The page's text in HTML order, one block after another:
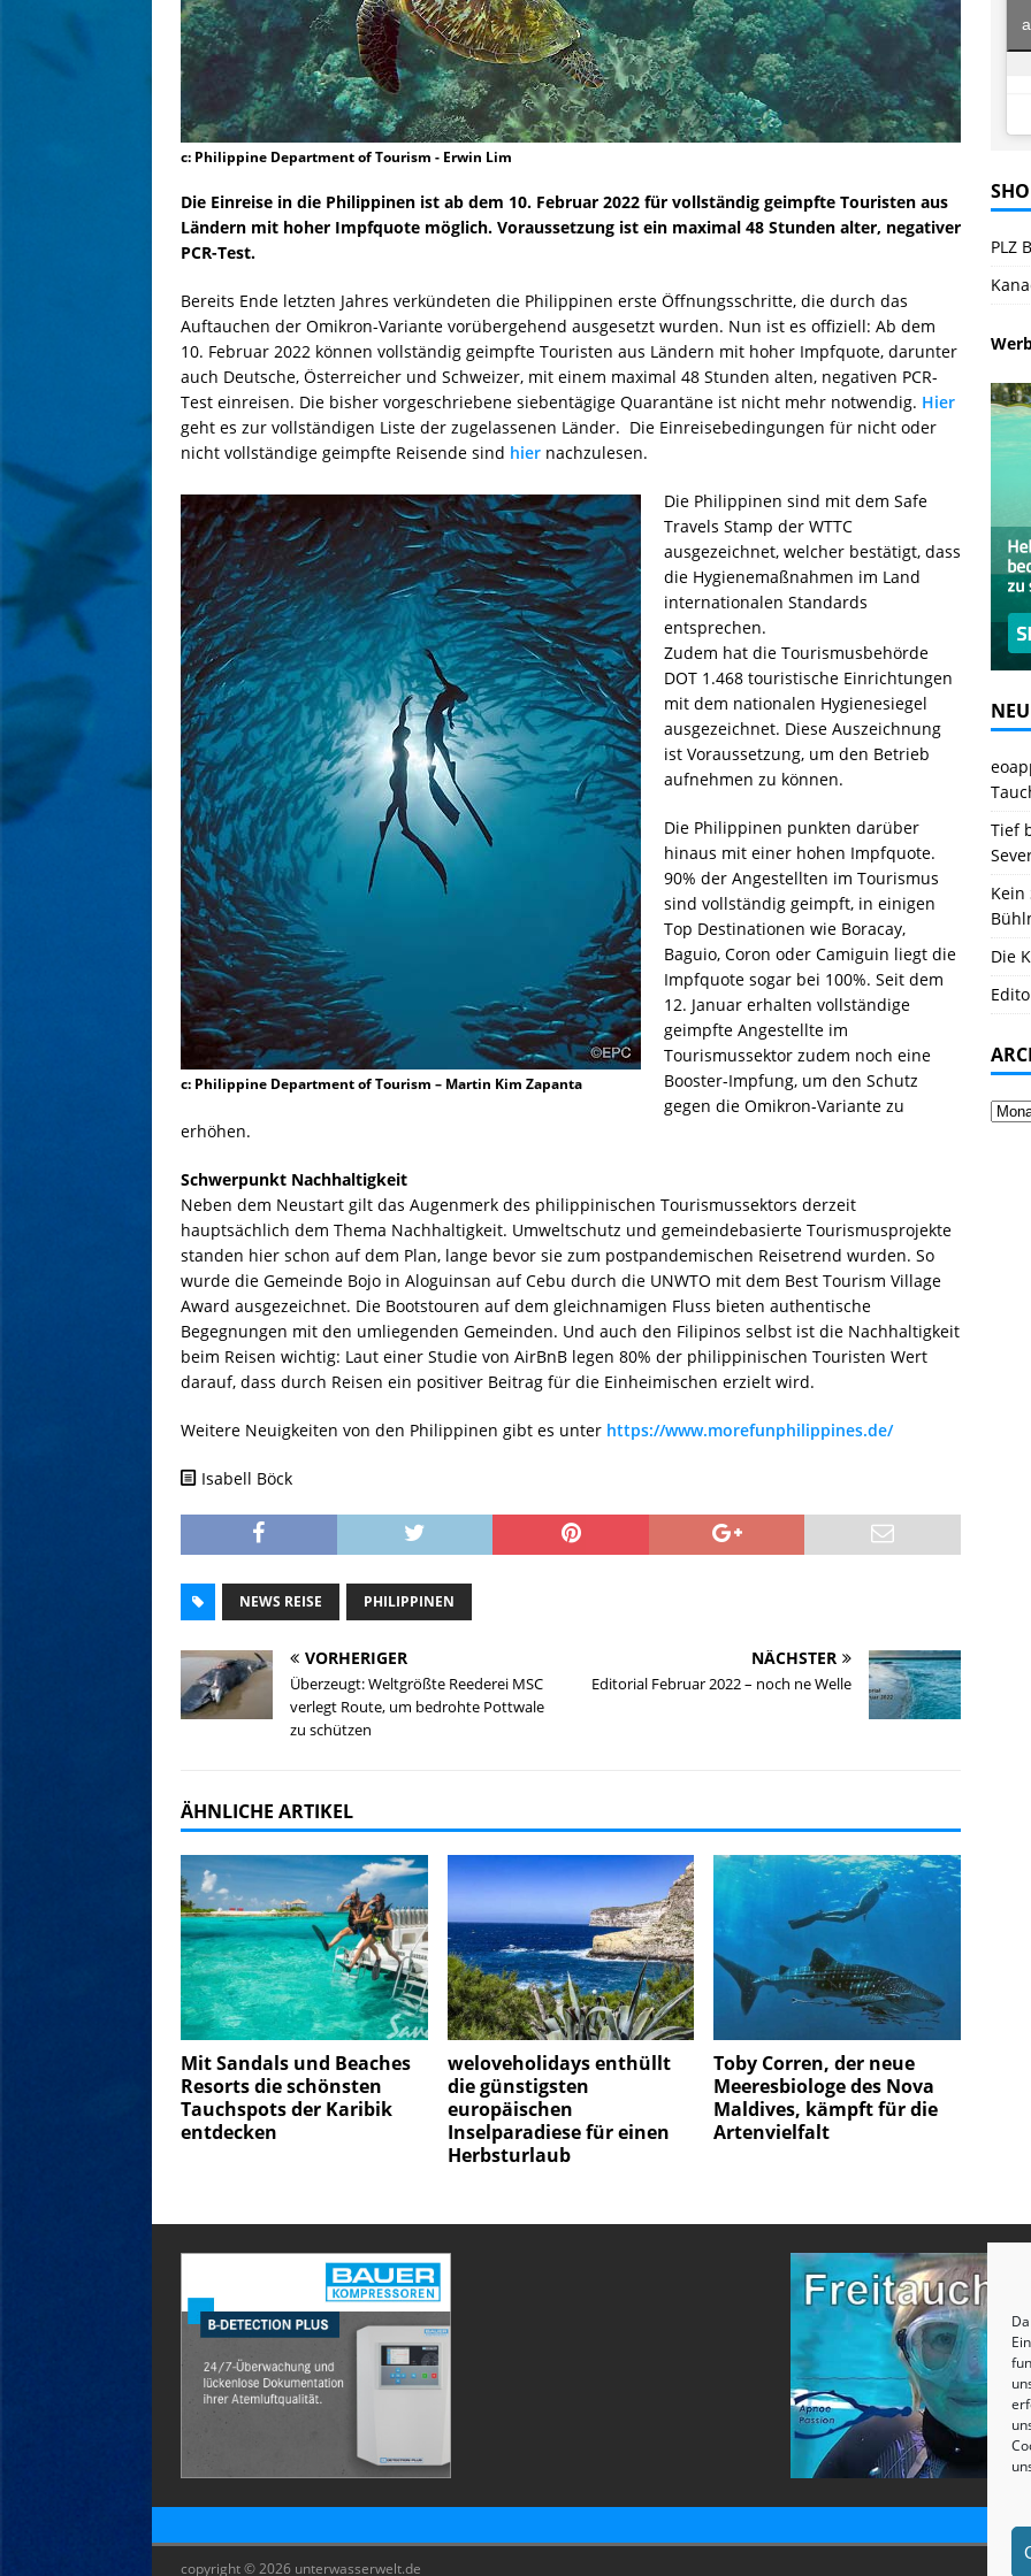
c: Philippine Department of Tourism - Erwin Lim
Die Einreise in die Philippinen ist ab dem 10. Februar 2022 für vollständig geimpfte Touristen aus
Ländern mit hoher Impfquote möglich. Voraussetzung ist ein maximal 48 Stunden alter, negativer
PCR-Test.
Bereits Ende letzten Jahres verkündeten die Philippinen erste Öffnungsschritte, die durch das
Auftauchen der Omikron-Variante vorübergehend ausgesetzt wurden. Nun ist es offiziell: Ab dem
10. Februar 2022 können vollständig geimpfte Touristen aus Ländern mit hoher Impfquote, darunter
auch Deutsche, Österreicher und Schweizer, mit einem maximal 48 Stunden alten, negativen PCR-
Test einreisen. Die bisher vorgeschriebene siebentägige Quarantäne ist nicht mehr notwendig. Hier
geht es zur vollständigen Liste der zugelassenen Länder. Die Einreisebedingungen für nicht oder
nicht vollständige geimpfte Reisende sind hier nachzulesen.
c: Philippine Department of Tourism – Martin Kim Zapanta
Die Philippinen sind mit dem Safe
Travels Stamp der WTTC
ausgezeichnet, welcher bestätigt, dass
die Hygienemaßnahmen im Land
internationalen Standards
entsprechen.
Zudem hat die Tourismusbehörde
DOT 1.468 touristische Einrichtungen
mit dem nationalen Hygienesiegel
ausgezeichnet. Diese Auszeichnung
ist Voraussetzung, um den Betrieb
aufnehmen zu können.
Die Philippinen punkten darüber
hinaus mit einer hohen Impfquote.
90% der Angestellten im Tourismus
sind vollständig geimpft, in einigen
Top Destinationen wie Boracay,
Baguio, Coron oder Camiguin liegt die
Impfquote sogar bei 100%. Seit dem
12. Januar erhalten vollständige
geimpfte Angestellte im
Tourismussektor zudem noch eine
Booster-Impfung, um den Schutz
gegen die Omikron-Variante zu
erhöhen.
Schwerpunkt Nachhaltigkeit
Neben dem Neustart gilt das Augenmerk des philippinischen Tourismussektors derzeit
hauptsächlich dem Thema Nachhaltigkeit. Umweltschutz und gemeindebasierte Tourismusprojekte
standen hier schon auf dem Plan, lange bevor sie zum postpandemischen Reisetrend wurden. So
wurde die Gemeinde Bojo in Aloguinsan auf Cebu durch die UNWTO mit dem Best Tourism Village
Award ausgezeichnet. Die Bootstouren auf dem gleichnamigen Fluss bieten authentische
Begegnungen mit den umliegenden Gemeinden. Und auch den Filipinos selbst ist die Nachhaltigkeit
beim Reisen wichtig: Laut einer Studie von AirBnB legen 80% der philippinischen Touristen Wert
darauf, dass durch Reisen ein positiver Beitrag für die Einheimischen erzielt wird.
Weitere Neuigkeiten von den Philippinen gibt es unter https://www.morefunphilippines.de/
Isabell Böck
NEWS REISE PHILIPPINEN
VORHERIGER
Überzeugt: Weltgrößte Reederei MSC
verlegt Route, um bedrohte Pottwale
zu schützen
NÄCHSTER
Editorial Februar 2022 – noch ne Welle
ÄHNLICHE ARTIKEL
Mit Sandals und Beaches
Resorts die schönsten
Tauchspots der Karibik
entdecken
weloveholidays enthüllt
die günstigsten
europäischen
Inselparadiese für einen
Herbsturlaub
Toby Corren, der neue
Meeresbiologe des Nova
Maldives, kämpft für die
Artenvielfalt
PLZ
Tief
Die
copyright © 2026 unterwasserwelt.de